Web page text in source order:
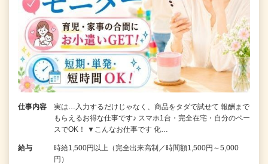
仕事内容
実は…入力するだけじゃなく、商品をタダで試せて 報酬まで
もらえるお得な仕事です♪ スマホ1台・完全在宅・自分のペー
スでOK！ ▼こんなお仕事です 化…
給与
時給1,500円以上（完全出来高制／時間額1,500円～5,000
円）